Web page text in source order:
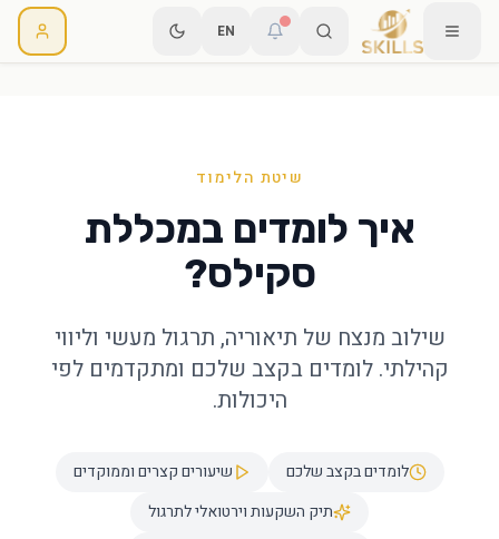
EN
שיטת הלימוד
איך לומדים במכללת
סקילס?
שילוב מנצח של תיאוריה, תרגול מעשי וליווי
קהילתי. לומדים בקצב שלכם ומתקדמים לפי
היכולות.
לומדים בקצב שלכם
שיעורים קצרים וממוקדים
תיק השקעות וירטואלי לתרגול